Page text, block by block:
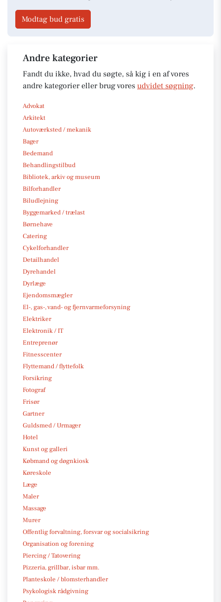
Modtag bud gratis
Andre kategorier
Fandt du ikke, hvad du søgte, så kig i en af vores
andre kategorier eller brug vores udvidet søgning.
Advokat
Arkitekt
Autoværksted / mekanik
Bager
Bedemand
Behandlingstilbud
Bibliotek, arkiv og museum
Bilforhandler
Biludlejning
Byggemarked / trælast
Børnehave
Catering
Cykelforhandler
Detailhandel
Dyrehandel
Dyrlæge
Ejendomsmægler
El-, gas-, vand- og fjernvarmeforsyning
Elektriker
Elektronik / IT
Entreprenør
Fitnesscenter
Flyttemand / flyttefolk
Forsikring
Fotograf
Frisør
Gartner
Guldsmed / Urmager
Hotel
Kunst og galleri
Købmand og døgnkiosk
Køreskole
Læge
Maler
Massage
Murer
Offentlig forvaltning, forsvar og socialsikring
Organisation og forening
Piercing / Tatovering
Pizzeria, grillbar, isbar mm.
Planteskole / blomsterhandler
Psykologisk rådgivning